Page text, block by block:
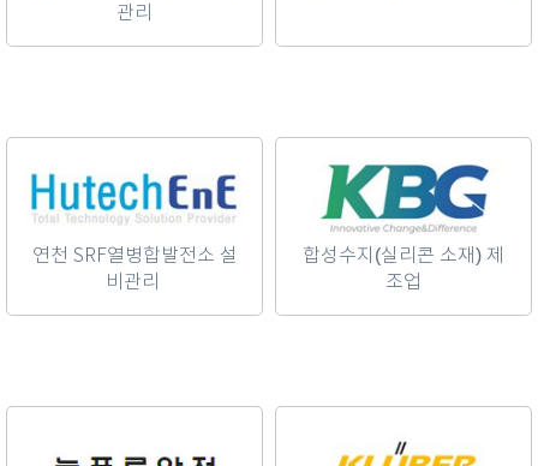
관리
연천 SRF열병합발전소 설
비관리
합성수지(실리콘 소재) 제
조업